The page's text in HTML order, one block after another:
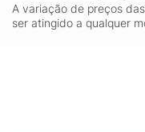
A variação de preços
ser atingido a qualquer